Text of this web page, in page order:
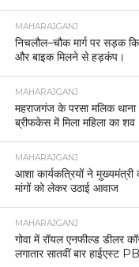
MAHARAJGANJ
निचलौल–चौक मार्ग पर सड़क
और बाइक मिलने से हड़कंप।
MAHARAJGANJ
महराजगंज के परसा मलिक
ब्रीफकेस में मिला महिला का
MAHARAJGANJ
आशा कार्यकत्रियों ने मुख्यमंत्री
मांगों को लेकर उठाई आवाज
MAHARAJGANJ
गोवा में रॉयल एनफील्ड डीलर
लगातार सातवीं बार हाईएस्ट